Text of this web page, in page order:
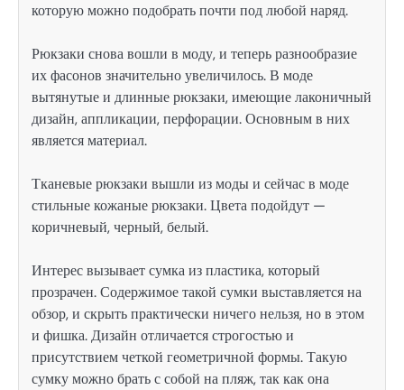
которую можно подобрать почти под любой наряд.
Рюкзаки снова вошли в моду, и теперь разнообразие
их фасонов значительно увеличилось. В моде
вытянутые и длинные рюкзаки, имеющие лаконичный
дизайн, аппликации, перфорации. Основным в них
является материал.
Тканевые рюкзаки вышли из моды и сейчас в моде
стильные кожаные рюкзаки. Цвета подойдут —
коричневый, черный, белый.
Интерес вызывает сумка из пластика, который
прозрачен. Содержимое такой сумки выставляется на
обзор, и скрыть практически ничего нельзя, но в этом
и фишка. Дизайн отличается строгостью и
присутствием четкой геометричной формы. Такую
сумку можно брать с собой на пляж, так как она